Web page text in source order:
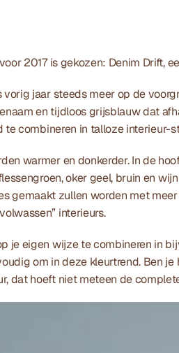
2017 is gekozen: Denim Drift,
vorig jaar steeds meer op de
en tijdloos grijsblauw dat
te combineren in talloze interieur-
warmer en donkerder. In de
oker geel, bruin en
gemaakt zullen worden met
interieurs.
je eigen wijze te combineren in
om in deze kleurtrend. Ben
dat hoeft niet meteen de